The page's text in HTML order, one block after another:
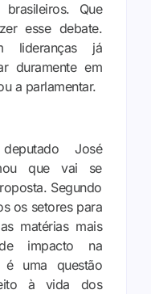
Que
esse debate.
lideranças já
duramente em
a parlamentar.
José
que vai se
Segundo
os setores para
matérias mais
impacto na
uma questão
à vida dos